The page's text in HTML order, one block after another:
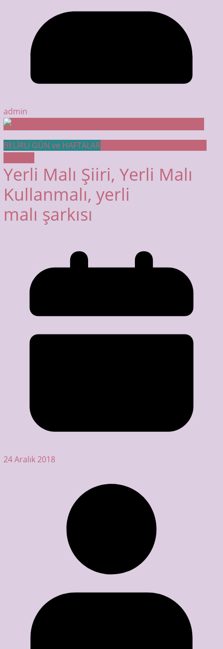
admin
BELİRLİ GÜN ve HAFTALARÇOCUK ŞARKILARI
Yerli Malı Şiiri, Yerli Malı
Kullanmalı, yerli
malı şarkısı
24 Aralık 2018